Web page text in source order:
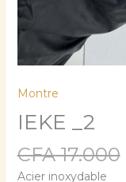
Montre
IEKE _2
CFA17.000
Acier inoxydable